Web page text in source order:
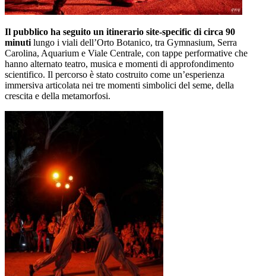
Il pubblico ha seguito un itinerario site-specific di circa 90
minuti lungo i viali dell’Orto Botanico, tra Gymnasium, Serra
Carolina, Aquarium e Viale Centrale, con tappe performative che
hanno alternato teatro, musica e momenti di approfondimento
scientifico. Il percorso è stato costruito come un’esperienza
immersiva articolata nei tre momenti simbolici del seme, della
crescita e della metamorfosi.